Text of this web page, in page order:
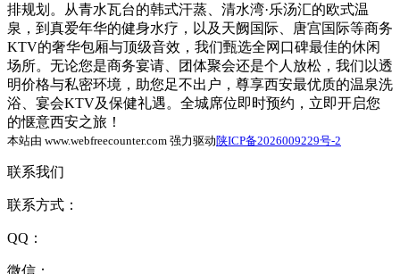
排规划。从青水瓦台的韩式汗蒸、清水湾·乐汤汇的欧式温
泉，到真爱年华的健身水疗，以及天阙国际、唐宫国际等商务
KTV的奢华包厢与顶级音效，我们甄选全网口碑最佳的休闲
场所。无论您是商务宴请、团体聚会还是个人放松，我们以透
明价格与私密环境，助您足不出户，尊享西安最优质的温泉洗
浴、宴会KTV及保健礼遇。全城席位即时预约，立即开启您
的惬意西安之旅！
本站由 www.webfreecounter.com 强力驱动陕ICP备2026009229号-2
联系我们
联系方式：
QQ：